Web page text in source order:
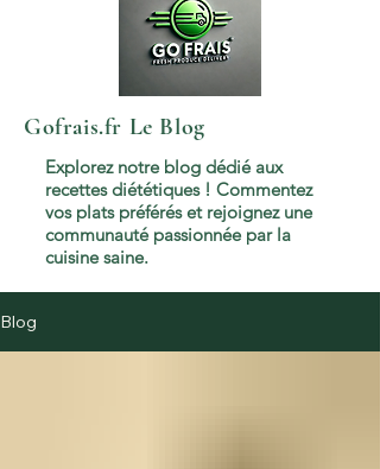
Gofrais.fr Le Blog
Explorez notre blog dédié aux
recettes diététiques ! Commentez
vos plats préférés et rejoignez une
communauté passionnée par la
cuisine saine.
Blog